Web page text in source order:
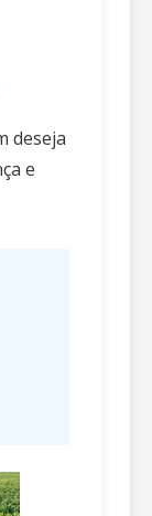
deseja
e